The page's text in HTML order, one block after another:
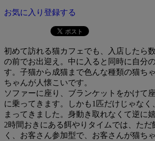
お気に入り登録する
初めて訪れる猫カフェでも、入店したら
の前でお出迎え。中に入ると同時に自分
す。子猫から成猫まで色んな種類の猫ち
ちゃんが人懐こいです。
ソファーに座り、ブランケットをかけて
に乗ってきます。しかも1匹だけじゃなく
まってきました。身動き取れなくて逆に
2時間おきにある餌やりタイムでは、ただ
く、お客さん参加型で、お客さんが猫ち